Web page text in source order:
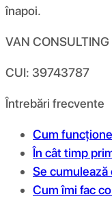
înapoi.
VAN CONSULTING
CUI: 39743787
Întrebări frecvente
Cum
În cât timp
Se
Cum îmi fac